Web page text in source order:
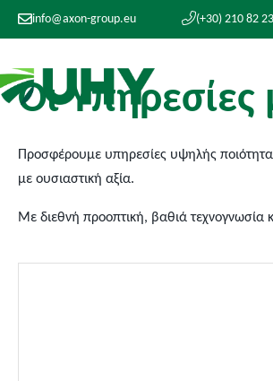
info@axon-group.eu (+30) 210 82
Οι Υπηρεσίες
Προσφέρουμε υπηρεσίες υψηλής
με ουσιαστική αξία.
Με διεθνή προοπτική, βαθιά τεχνογνωσία